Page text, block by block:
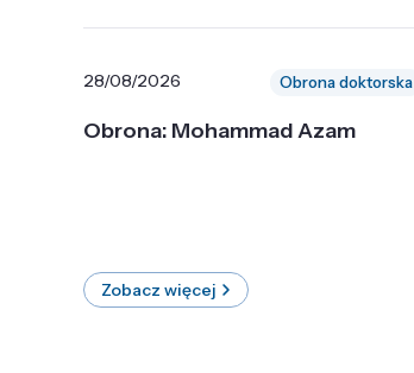
28/08/2026 Obrona doktorska
Obrona: Mohammad Azam
Zobacz więcej